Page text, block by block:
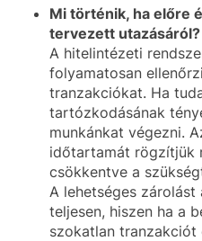
Mi történik, ha előre
tervezett utazásáról?
A hitelintézeti
folyamatosan
tranzakciókat. Ha
tartózkodásának
munkánkat végezni.
időtartamát rögzítjük
csökkentve a
A lehetséges zárolást
teljesen, hiszen ha a
szokatlan tranzakciót